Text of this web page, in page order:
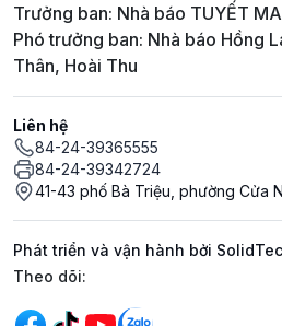
Trưởng ban: Nhà báo TUYẾT
Phó trưởng ban: Nhà báo Hồng
Thân, Hoài Thu
Liên hệ
84-24-39365555
84-24-39342724
41-43 phố Bà Triệu, phường Cửa
Phát triển và vận hành bởi
Mạng xã hội
Theo dõi: